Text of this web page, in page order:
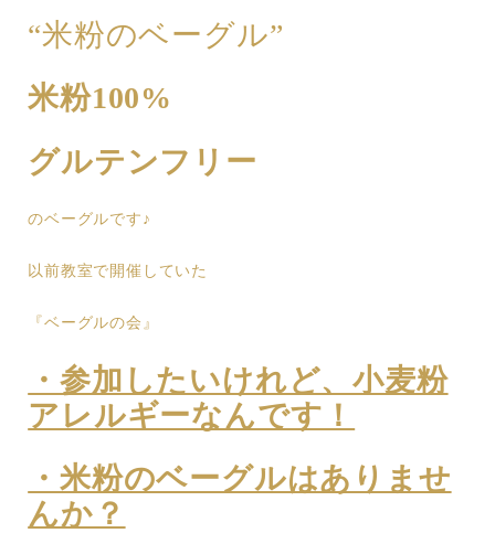
“米粉のベーグル”
米粉100%
グルテンフリー
のベーグルです♪
以前教室で開催していた
『ベーグルの会』
・参加したいけれど、小麦粉
アレルギーなんです！
・米粉のベーグルはありませ
んか？